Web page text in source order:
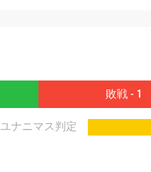
敗戦 - 1
ユナニマス判定
このフォームを送
シーに基づく情報の
お客様は